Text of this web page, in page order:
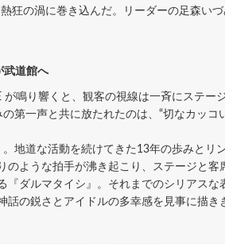
狂の渦に巻き込んだ。リーダーの足森い
武道館へ
鳴り響くと、観客の視線は一斉にステー
第一声と共に放たれたのは、“切なカッ
地道な活動を続けてきた13年の歩みとリ
ような拍手が沸き起こり、ステージと客
ダルマタイシ』。それまでのシリアス
話の鋭さとアイドルの多幸感を見事に描